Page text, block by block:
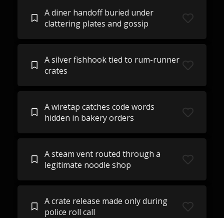
A diner handoff buried under
clattering plates and gossip
A silver fishhook tied to rum-runner
crates
A wiretap catches code words
hidden in bakery orders
A steam vent routed through a
legitimate noodle shop
A crate release made only during
police roll call